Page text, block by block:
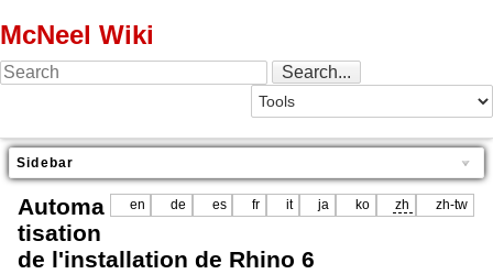
McNeel Wiki
Sidebar
en de es fr it ja ko zh zh-tw
Automa
tisation
de l'installation de Rhino 6